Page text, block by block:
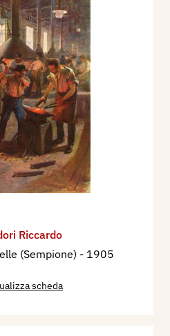
Riccardo
(Sempione) - 1905
scheda